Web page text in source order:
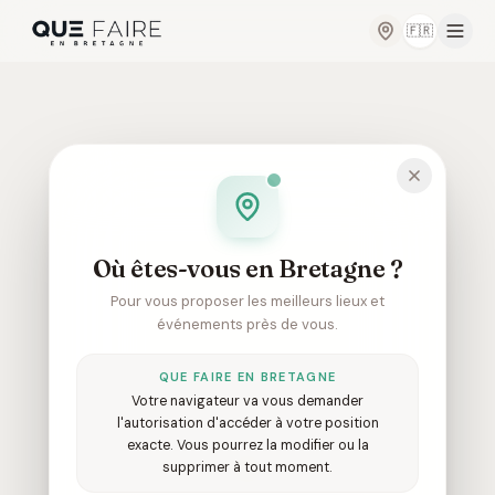
Changer
🇫🇷
404
Où êtes-vous en Bretagne ?
Pour vous proposer les meilleurs lieux et
événements près de vous.
QUE FAIRE EN BRETAGNE
Votre navigateur va vous demander
l'autorisation d'accéder à votre position
exacte. Vous pourrez la modifier ou la
supprimer à tout moment.